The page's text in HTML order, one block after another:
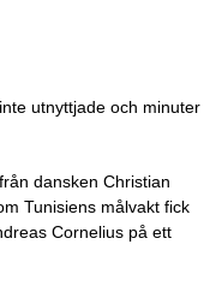
utnyttjade och minuter
dansken Christian
Tunisiens målvakt fick
Cornelius på ett